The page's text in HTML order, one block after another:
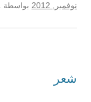
نوفمبر, 2012
بواسطة .
شعر